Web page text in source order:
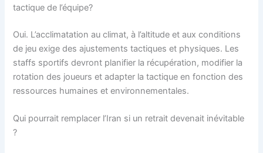
tactique de l’équipe?
Oui. L’acclimatation au climat, à l’altitude et aux conditions
de jeu exige des ajustements tactiques et physiques. Les
staffs sportifs devront planifier la récupération, modifier la
rotation des joueurs et adapter la tactique en fonction des
ressources humaines et environnementales.
Qui pourrait remplacer l’Iran si un retrait devenait inévitable
?